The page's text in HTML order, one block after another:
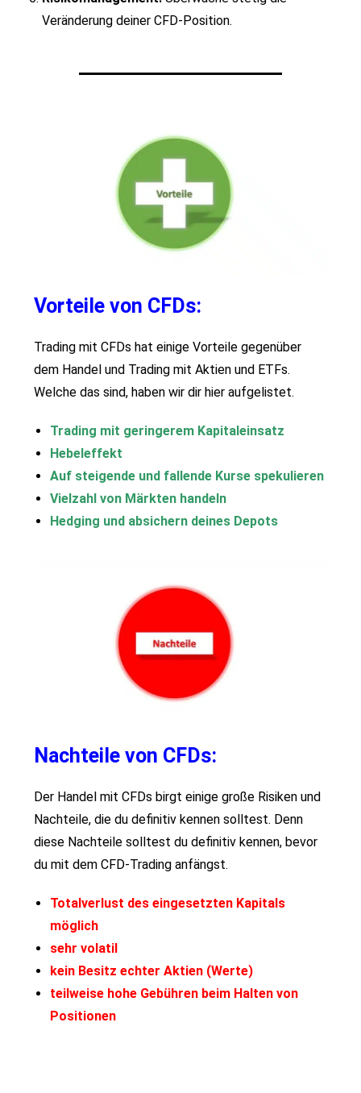
Veränderung deiner CFD-Position.
Vorteile von CFDs:
Trading mit CFDs hat einige Vorteile gegenüber
dem Handel und Trading mit Aktien und ETFs.
Welche das sind, haben wir dir hier aufgelistet.
Trading mit geringerem Kapitaleinsatz
Hebeleffekt
Auf steigende und fallende Kurse spekulieren
Vielzahl von Märkten handeln
Hedging und absichern deines Depots
Nachteile von CFDs:
Der Handel mit CFDs birgt einige große Risiken und
Nachteile, die du definitiv kennen solltest. Denn
diese Nachteile solltest du definitiv kennen, bevor
du mit dem CFD-Trading anfängst.
Totalverlust des eingesetzten Kapitals
möglich
sehr volatil
kein Besitz echter Aktien (Werte)
teilweise hohe Gebühren beim Halten von
Positionen